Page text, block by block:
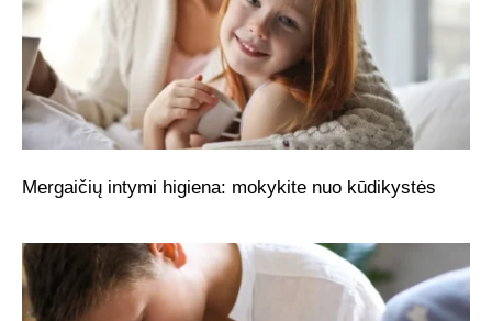
Mergaičių intymi higiena: mokykite nuo kūdikystės